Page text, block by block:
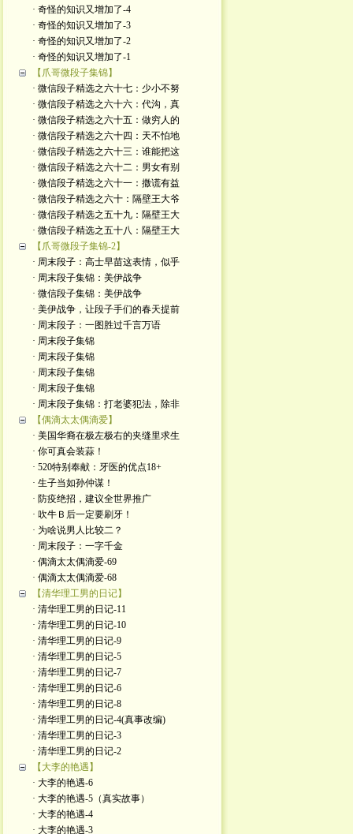
· 奇怪的知识又增加了-4
· 奇怪的知识又增加了-3
· 奇怪的知识又增加了-2
· 奇怪的知识又增加了-1
【爪哥微段子集锦】
· 微信段子精选之六十七：少小不努
· 微信段子精选之六十六：代沟，真
· 微信段子精选之六十五：做穷人的
· 微信段子精选之六十四：天不怕地
· 微信段子精选之六十三：谁能把这
· 微信段子精选之六十二：男女有别
· 微信段子精选之六十一：撒谎有益
· 微信段子精选之六十：隔壁王大爷
· 微信段子精选之五十九：隔壁王大
· 微信段子精选之五十八：隔壁王大
【爪哥微段子集锦-2】
· 周末段子：高士早苗这表情，似乎
· 周末段子集锦：美伊战争
· 微信段子集锦：美伊战争
· 美伊战争，让段子手们的春天提前
· 周末段子：一图胜过千言万语
· 周末段子集锦
· 周末段子集锦
· 周末段子集锦
· 周末段子集锦
· 周末段子集锦：打老婆犯法，除非
【偶滴太太偶滴爱】
· 美国华裔在极左极右的夹缝里求生
· 你可真会装蒜！
· 520特别奉献：牙医的优点18+
· 生子当如孙仲谋！
· 防疫绝招，建议全世界推广
· 吹牛Ｂ后一定要刷牙！
· 为啥说男人比较二？
· 周末段子：一字千金
· 偶滴太太偶滴爱-69
· 偶滴太太偶滴爱-68
【清华理工男的日记】
· 清华理工男的日记-11
· 清华理工男的日记-10
· 清华理工男的日记-9
· 清华理工男的日记-5
· 清华理工男的日记-7
· 清华理工男的日记-6
· 清华理工男的日记-8
· 清华理工男的日记-4(真事改编)
· 清华理工男的日记-3
· 清华理工男的日记-2
【大李的艳遇】
· 大李的艳遇-6
· 大李的艳遇-5（真实故事）
· 大李的艳遇-4
· 大李的艳遇-3